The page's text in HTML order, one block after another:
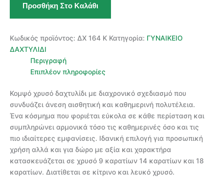
ποσότητα
Προσθήκη Στο Καλάθι
Κωδικός προϊόντος: ΔΧ 164 Κ Κατηγορία: ΓΥΝΑΙΚΕΙΟ
ΔΑΧΤΥΛΙΔΙ
Περιγραφή
Επιπλέον πληροφορίες
Κομψό χρυσό δαχτυλίδι με διαχρονικό σχεδιασμό που
συνδυάζει άνεση αισθητική και καθημερινή πολυτέλεια.
Ένα κόσμημα που φοριέται εύκολα σε κάθε περίσταση και
συμπληρώνει αρμονικά τόσο τις καθημερινές όσο και τις
πιο ιδιαίτερες εμφανίσεις. Ιδανική επιλογή για προσωπική
χρήση αλλά και για δώρο με αξία και χαρακτήρα
κατασκευάζεται σε χρυσό 9 καρατίων 14 καρατίων και 18
καρατίων. Διατίθεται σε κίτρινο και λευκό χρυσό.